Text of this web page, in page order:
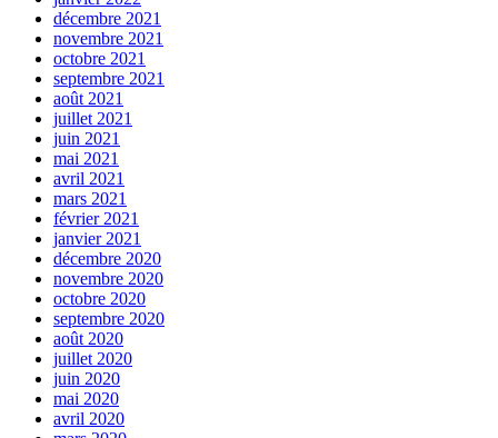
décembre 2021
novembre 2021
octobre 2021
septembre 2021
août 2021
juillet 2021
juin 2021
mai 2021
avril 2021
mars 2021
février 2021
janvier 2021
décembre 2020
novembre 2020
octobre 2020
septembre 2020
août 2020
juillet 2020
juin 2020
mai 2020
avril 2020